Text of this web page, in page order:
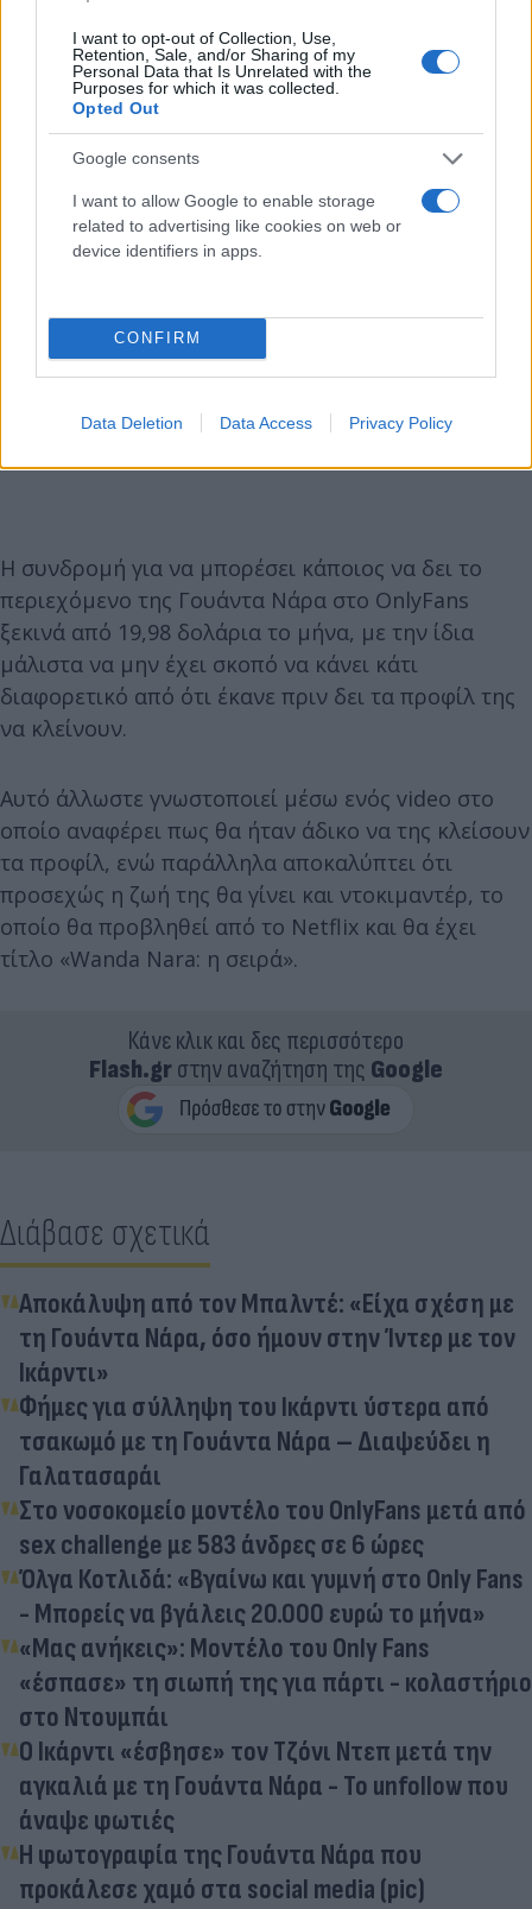
I want to opt-out of Collection, Use,
Retention, Sale, and/or Sharing of my
Personal Data that Is Unrelated with the
Purposes for which it was collected.
Opted Out
Google consents
I want to allow Google to enable storage
related to advertising like cookies on web or
device identifiers in apps.
CONFIRM
Data Deletion Data Access Privacy Policy
Η συνδρομή για να μπορέσει κάποιος να δει το
περιεχόμενο της Γουάντα Νάρα στο OnlyFans
ξεκινά από 19,98 δολάρια το μήνα, με την ίδια
μάλιστα να μην έχει σκοπό να κάνει κάτι
διαφορετικό από ότι έκανε πριν δει τα προφίλ της
να κλείνουν.
Αυτό άλλωστε γνωστοποιεί μέσω ενός video στο
οποίο αναφέρει πως θα ήταν άδικο να της κλείσουν
τα προφίλ, ενώ παράλληλα αποκαλύπτει ότι
προσεχώς η ζωή της θα γίνει και ντοκιμαντέρ, το
οποίο θα προβληθεί από το Netflix και θα έχει
τίτλο «Wanda Nara: η σειρά».
Κάνε κλικ και δες περισσότερο
Flash.grστην αναζήτηση της Google
Διάβασε σχετικά
Αποκάλυψη από τον Μπαλντέ: «Είχα σχέση με
τη Γουάντα Νάρα, όσο ήμουν στην Ίντερ με τον
Ικάρντι»
Φήμες για σύλληψη του Ικάρντι ύστερα από
τσακωμό με τη Γουάντα Νάρα – Διαψεύδει η
Γαλατασαράι
Στο νοσοκομείο μοντέλο του OnlyFans μετά από
sex challenge με 583 άνδρες σε 6 ώρες
Όλγα Κοτλιδά: «Βγαίνω και γυμνή στο Only Fans
- Μπορείς να βγάλεις 20.000 ευρώ το μήνα»
«Μας ανήκεις»: Μοντέλο του Only Fans
«έσπασε» τη σιωπή της για πάρτι - κολαστήριο
στο Ντουμπάι
Ο Ικάρντι «έσβησε» τον Τζόνι Ντεπ μετά την
αγκαλιά με τη Γουάντα Νάρα - Το unfollow που
άναψε φωτιές
Η φωτογραφία της Γουάντα Νάρα που
προκάλεσε χαμό στα social media (pic)